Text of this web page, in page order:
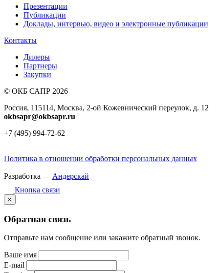
Презентации
Публикации
Доклады, интервью, видео и электронные публикации
Контакты
Дилеры
Партнеры
Закупки
© ОКБ САПР 2026
Россия, 115114, Москва, 2-ой Кожевнический переулок, д. 12
okbsapr@okbsapr.ru
+7 (495) 994-72-62
Политика в отношении обработки персональных данных
Разработка — Андерскай
Кнопка связи
×
Обратная связь
Отправьте нам сообщение или закажите обратный звонок.
Ваше имя
E-mail